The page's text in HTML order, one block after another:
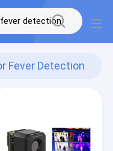
Fever Detection